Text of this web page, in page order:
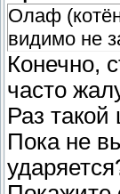
Олаф
видимо не
Конечно,
часто
Раз
Пока не